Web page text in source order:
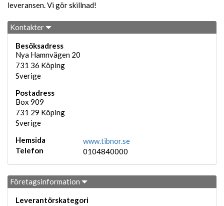
leveransen. Vi gör skillnad!
Kontakter
Besöksadress
Nya Hamnvägen 20
731 36 Köping
Sverige
Postadress
Box 909
731 29 Köping
Sverige
Hemsida
www.tibnor.se
Telefon
0104840000
Företagsinformation
Leverantörskategori